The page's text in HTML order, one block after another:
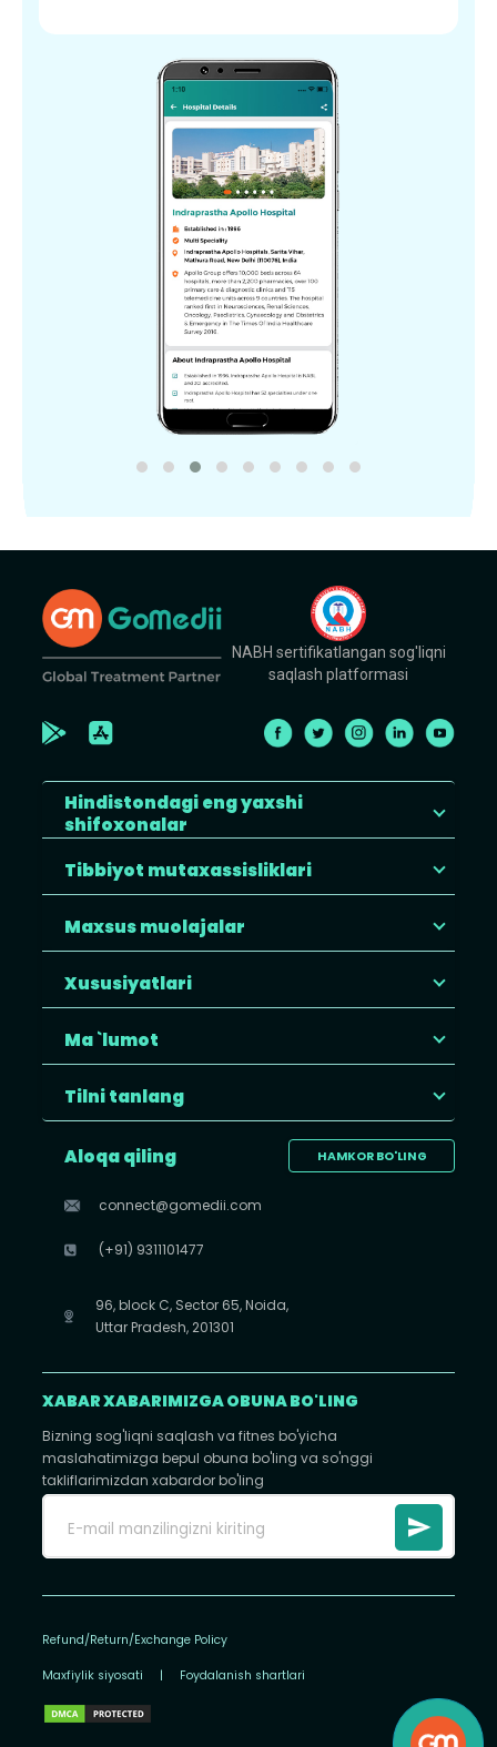
NABH sertifikatlangan sog'liqni
saqlash platformasi
Hindistondagi eng yaxshi
shifoxonalar
Tibbiyot mutaxassisliklari
Maxsus muolajalar
Xususiyatlari
Ma `lumot
Tilni tanlang
HAMKOR BO'LING
Aloqa qiling
connect@gomedii.com
(+91) 9311101477
96, block C, Sector 65, Noida,
Uttar Pradesh, 201301
XABAR XABARIMIZGA OBUNA BO'LING
Bizning sog'liqni saqlash va fitnes bo'yicha
maslahatimizga bepul obuna bo'ling va so'nggi
takliflarimizdan xabardor bo'ling
Refund/Return/Exchange Policy
Maxfiylik siyosati | Foydalanish shartlari